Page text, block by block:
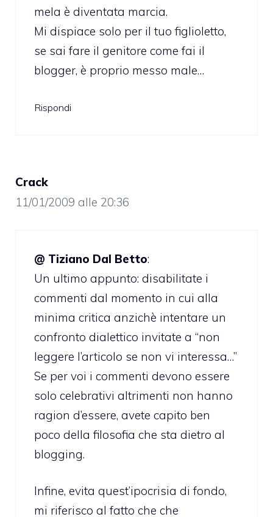
mela è diventata marcia.
Mi dispiace solo per il tuo figlioletto,
se sai fare il genitore come fai il
blogger, è proprio messo male…
Rispondi
Crack
11/01/2009 alle 20:36
@ Tiziano Dal Betto:
Un ultimo appunto: disabilitate i
commenti dal momento in cui alla
minima critica anzichè intentare un
confronto dialettico invitate a “non
leggere l’articolo se non vi interessa…”
Se per voi i commenti devono essere
solo celebrativi altrimenti non hanno
ragion d’essere, avete capito ben
poco della filosofia che sta dietro al
blogging.
Infine, evita quest’ipocrisia di fondo,
mi riferisco al fatto che che